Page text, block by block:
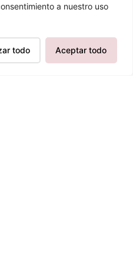
a nuestro uso
todo Aceptar todo
estar al día de
ya son parte de